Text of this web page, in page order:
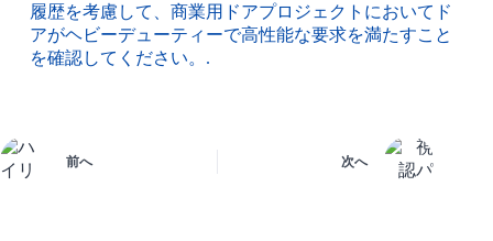
履歴を考慮して、商業用ドアプロジェクトにおいてド
アがヘビーデューティーで高性能な要求を満たすこと
を確認してください。.
前へ 次へ